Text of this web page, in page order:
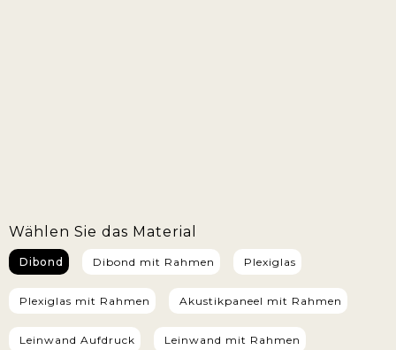
Wählen Sie das Material
Dibond Dibond mit Rahmen Plexiglas
Plexiglas mit Rahmen Akustikpaneel mit Rahmen
Leinwand Aufdruck Leinwand mit Rahmen